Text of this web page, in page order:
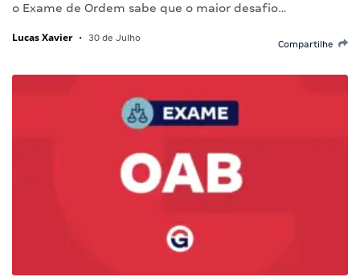
o Exame de Ordem sabe que o maior desafio…
Lucas Xavier • 30 de Julho
Compartilhe